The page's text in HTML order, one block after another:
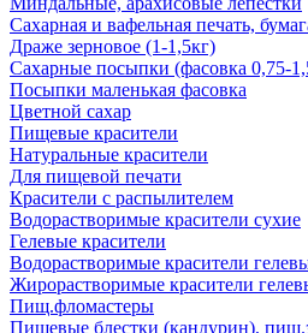
Сахарная и вафельная печать,
Драже зерновое (1-1,5кг)
Сахарные посыпки (фасовка 0,75-
Посыпки маленькая фасовка
Цветной сахар
Пищевые красители
Натуральные красители
Для пищевой печати
Красители с распылителем
Водорастворимые красители сухие
Гелевые красители
Водорастворимые красители
Жирорастворимые красители
Пищ.фломастеры
Пищевые блестки (кандурин),